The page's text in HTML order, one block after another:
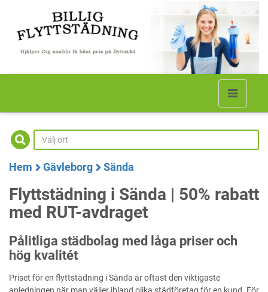
Hem Gävleborg Sända
Flyttstädning i Sända | 50% rabatt
med RUT-avdraget
Pålitliga städbolag med låga priser och
hög kvalitét
Priset för en flyttstädning i Sända är oftast den viktigaste
anledningen när man väljer ibland olika städföretag för en kund. För